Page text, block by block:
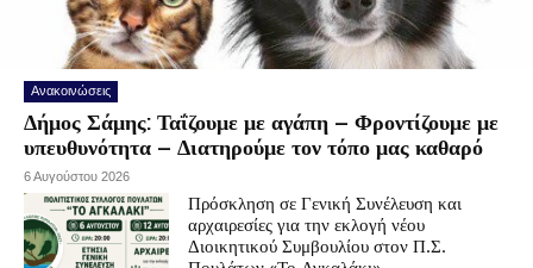
Ανακοινώσεις
Δήμος Σάμης: Ταΐζουμε με αγάπη – Φροντίζουμε με
υπευθυνότητα – Διατηρούμε τον τόπο μας καθαρό
6 Αυγούστου 2026
Πρόσκληση σε Γενική Συνέλευση και
αρχαιρεσίες για την εκλογή νέου
Διοικητικού Συμβουλίου στον Π.Σ.